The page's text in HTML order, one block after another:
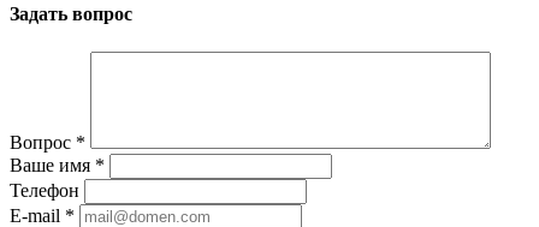
Задать вопрос
Вопрос *
Ваше имя *
Телефон
E-mail *